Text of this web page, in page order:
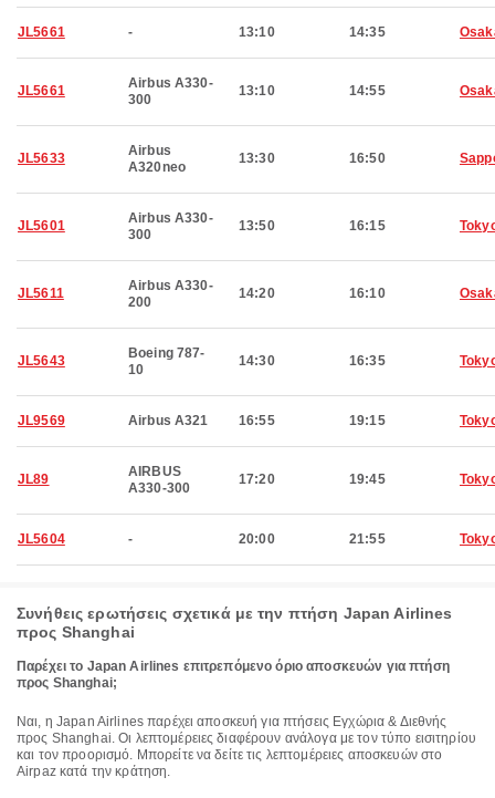
JL5661 - 13:10 14:35
JL5661
Airbus A330-
300
13:10 14:55
JL5633
Airbus
A320neo
13:30 16:50
JL5601
Airbus A330-
300
13:50 16:15
JL5611
Airbus A330-
200
14:20 16:10
JL5643
Boeing 787-
10
14:30 16:35
JL9569 Airbus A321 16:55 19:15
JL89
AIRBUS
A330-300
17:20 19:45
JL5604 - 20:00 21:55
Συνήθεις ερωτήσεις σχετικά με την πτήση Japan Airlines
προς Shanghai
Παρέχει το Japan Airlines επιτρεπόμενο όριο αποσκευών για πτήση
προς Shanghai;
Ναι, η Japan Airlines παρέχει αποσκευή για πτήσεις Εγχώρια & Διεθνής
προς Shanghai. Οι λεπτομέρειες διαφέρουν ανάλογα με τον τύπο εισιτηρίου
και τον προορισμό. Μπορείτε να δείτε τις λεπτομέρειες αποσκευών στο
Airpaz κατά την κράτηση.